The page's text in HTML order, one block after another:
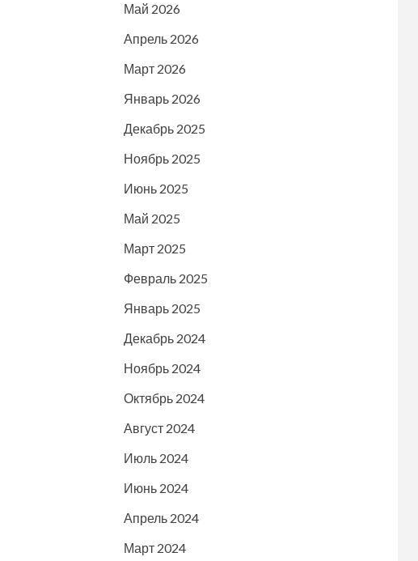
Май 2026
Апрель 2026
Март 2026
Январь 2026
Декабрь 2025
Ноябрь 2025
Июнь 2025
Май 2025
Март 2025
Февраль 2025
Январь 2025
Декабрь 2024
Ноябрь 2024
Октябрь 2024
Август 2024
Июль 2024
Июнь 2024
Апрель 2024
Март 2024